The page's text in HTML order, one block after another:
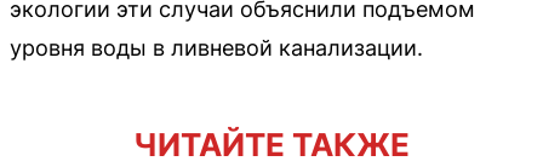
экологии эти случаи объяснили подъемом
уровня воды в ливневой канализации.
ЧИТАЙТЕ ТАКЖЕ